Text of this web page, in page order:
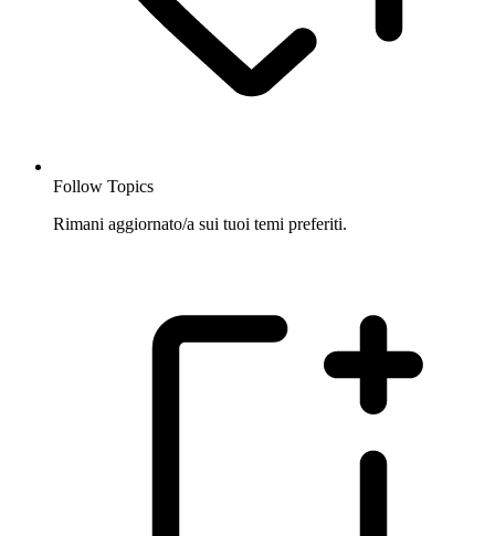
Follow Topics
Rimani aggiornato/a sui tuoi temi preferiti.